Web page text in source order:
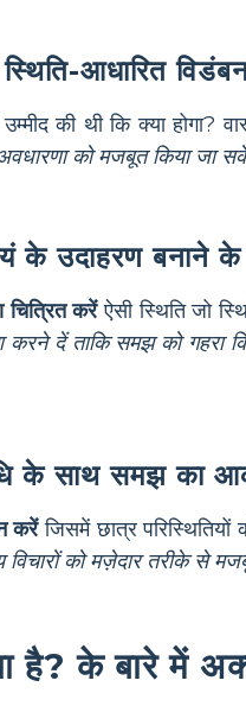
आधारित
की थी कि क्या होगा?
को मजबूत किया जा
के उदाहरण बनाने के
करेंऐसी स्थिति जो
करने दें ताकि समझ को गहरा
के साथ समझ का
करेंजिसमें छात्र परिस्थितियों
विचारों को मज़ेदार तरीके से
है? के बारे में